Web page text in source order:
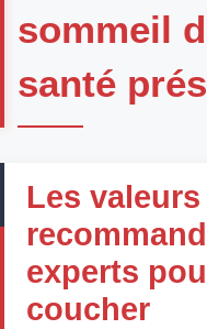
sommeil
santé
Les
experts
coucher